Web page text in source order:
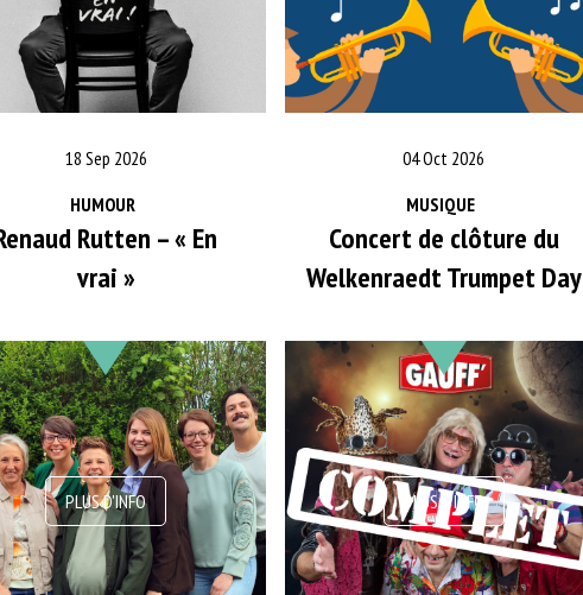
18 Sep 2026
HUMOUR
Rutten – « En
vrai »
04 Oct 2026
MUSIQUE
Concert de clôture du
Welkenraedt Trumpet Day